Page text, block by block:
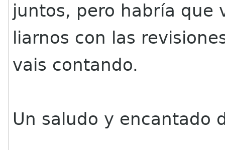
juntos, pero habría que
liarnos con las
vais contando.
Un saludo y encantado